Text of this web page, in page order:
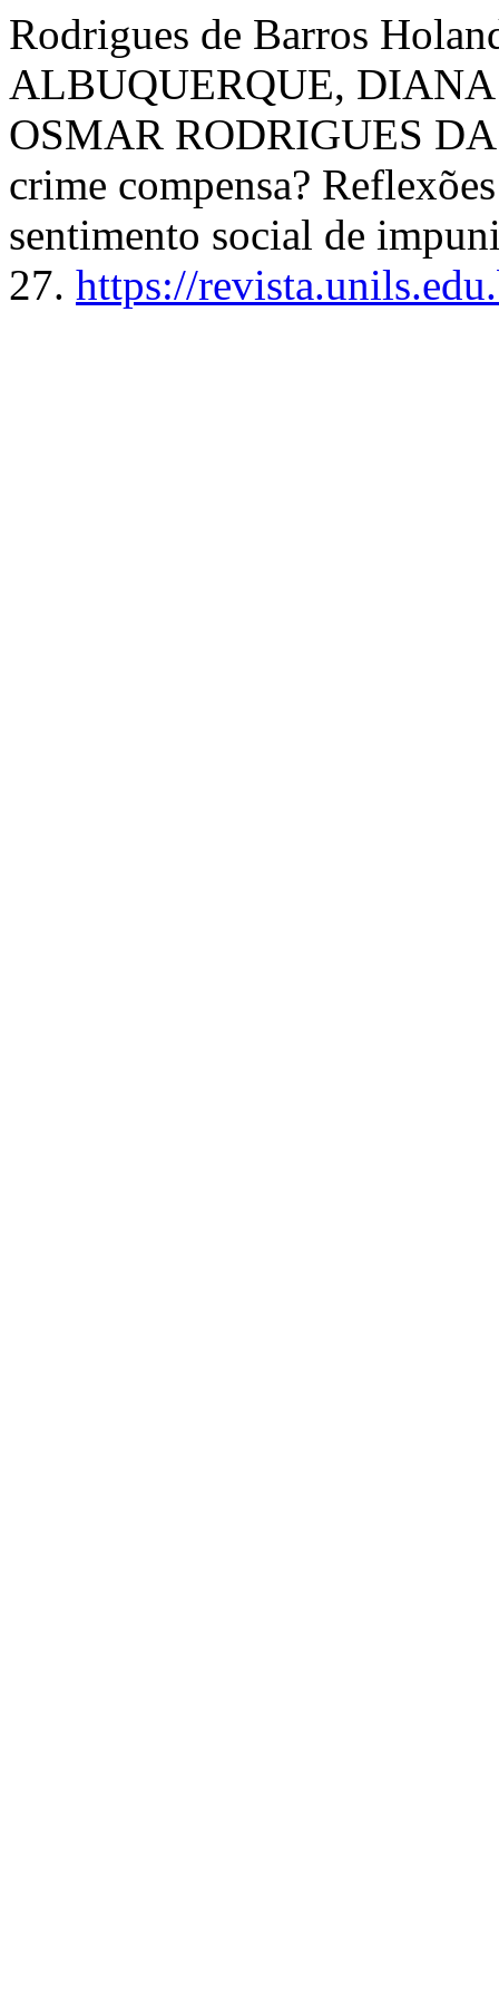
Rodrigues de Barros
ALBUQUERQUE,
OSMAR RODRIGUES
crime compensa?
sentimento social de
27. https://